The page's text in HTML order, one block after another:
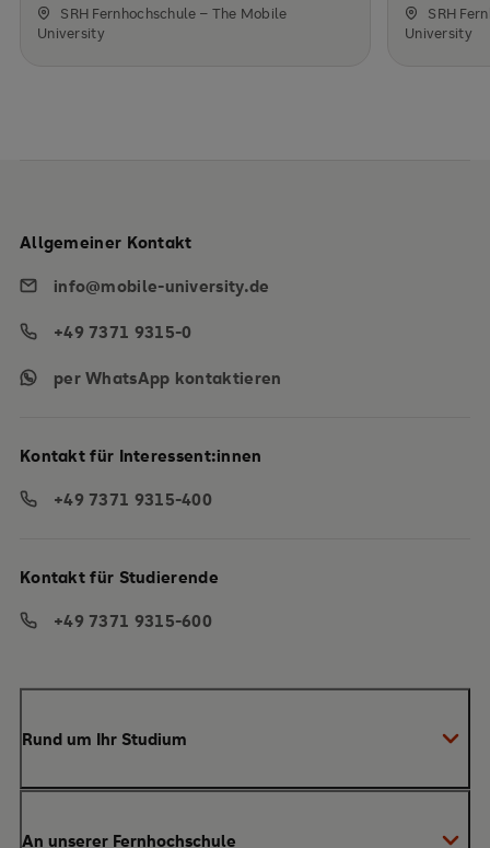
SRH Fernhochschule – The Mobile
University
SRH
University
Rund um Ihr Studium
An unserer Fernhochschule
Allgemeiner Kontakt
info@mobile-university.de
+49 7371 9315-0
per WhatsApp kontaktieren
Kontakt für Interessent:innen
+49 7371 9315-400
Kontakt für Studierende
+49 7371 9315-600